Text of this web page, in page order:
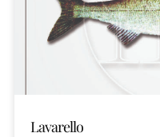
Lavarello